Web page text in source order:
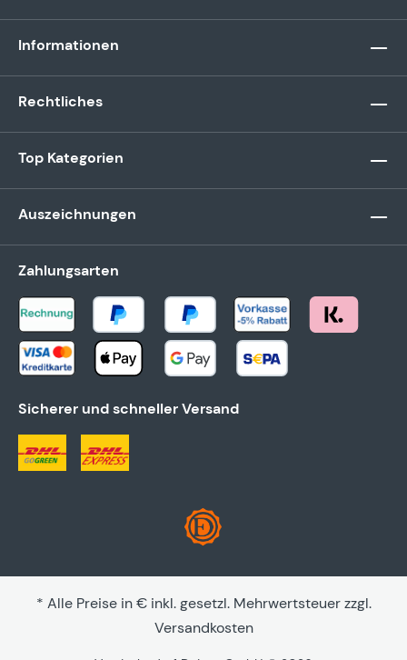
Informationen
Rechtliches
Top Kategorien
Auszeichnungen
Zahlungsarten
Sicherer und schneller Versand
* Alle Preise in € inkl. gesetzl. Mehrwertsteuer zzgl.
Versandkosten